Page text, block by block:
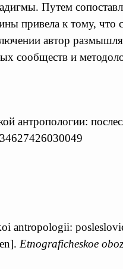
Путем
привела к тому,
автор
сообществ и
антропологии:
antropologii:
Etnograficheskoe